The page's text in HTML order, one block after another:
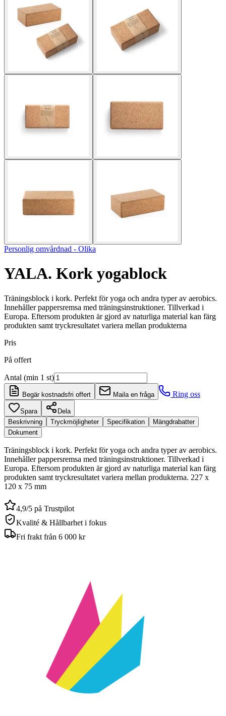
Personlig omvårdnad - Olika
YALA. Kork yogablock
Träningsblock i kork. Perfekt för yoga och andra typer av aerobics.
Innehåller pappersremsa med träningsinstruktioner. Tillverkad i
Europa. Eftersom produkten är gjord av naturliga material kan färg
produkten samt tryckresultatet variera mellan produkterna
Pris
På offert
Antal (min 1 st)
Begär kostnadsfri offert Maila en fråga Ring oss
Spara
Dela
Beskrivning
Tryckmöjligheter Specifikation
Mängdrabatter
Dokument
Träningsblock i kork. Perfekt för yoga och andra typer av aerobics.
Innehåller pappersremsa med träningsinstruktioner. Tillverkad i
Europa. Eftersom produkten är gjord av naturliga material kan färg
produkten samt tryckresultatet variera mellan produkterna. 227 x
120 x 75 mm
4,9/5 på Trustpilot
Kvalité & Hållbarhet i fokus
Fri frakt från 6 000 kr